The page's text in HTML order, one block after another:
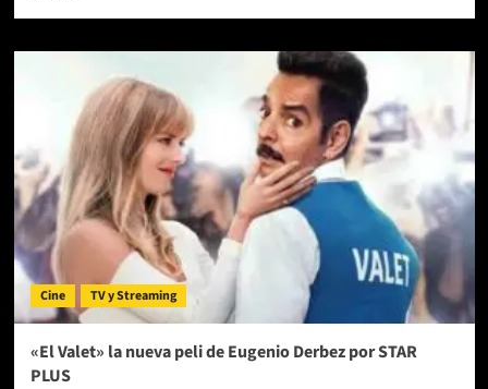
«Radical»,
nueva
película
de
Eugenio
Derbez
que
conmueve
al
público
hasta
las
lágrimas
Cine TV y Streaming
«El Valet» la nueva peli de Eugenio Derbez por STAR
PLUS